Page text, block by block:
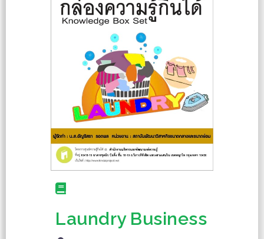
Laundry Business